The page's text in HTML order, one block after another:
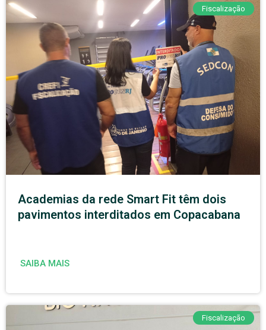
Fiscalização
Academias da rede Smart Fit têm dois
pavimentos interditados em Copacabana
SAIBA MAIS
Fiscalização